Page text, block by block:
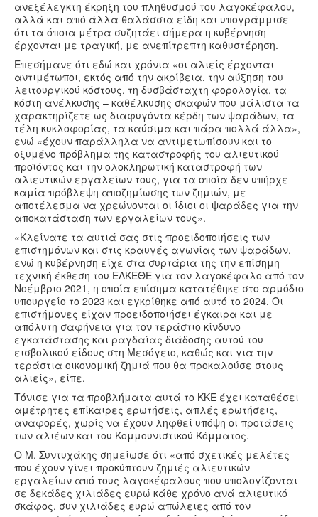
Βίντεο
Συνταγές
ανεξέλεγκτη έκρηξη του πληθυσμού του λαγοκέφαλου,
αλλά και από άλλα θαλάσσια είδη και υπογράμμισε
ότι τα όποια μέτρα συζητάει σήμερα η κυβέρνηση
έρχονται με τραγική, με ανεπίτρεπτη καθυστέρηση.
Επεσήμανε ότι εδώ και χρόνια «οι αλιείς έρχονται
αντιμέτωποι, εκτός από την ακρίβεια, την αύξηση του
λειτουργικού κόστους, τη δυσβάσταχτη φορολογία, τα
κόστη ανέλκυσης – καθέλκυσης σκαφών που μάλιστα τα
χαρακτηρίζετε ως διαφυγόντα κέρδη των ψαράδων, τα
τέλη κυκλοφορίας, τα καύσιμα και πάρα πολλά άλλα»,
ενώ «έχουν παράλληλα να αντιμετωπίσουν και το
οξυμένο πρόβλημα της καταστροφής του αλιευτικού
προϊόντος και την ολοκληρωτική καταστροφή των
αλιευτικών εργαλείων τους, για τα οποία δεν υπήρχε
καμία πρόβλεψη αποζημίωσης των ζημιών, με
αποτέλεσμα να χρεώνονται οι ίδιοι οι ψαράδες για την
αποκατάσταση των εργαλείων τους».
«Κλείνατε τα αυτιά σας στις προειδοποιήσεις των
επιστημόνων και στις κραυγές αγωνίας των ψαράδων,
ενώ η κυβέρνηση είχε στα συρτάρια της την επίσημη
τεχνική έκθεση του ΕΛΚΕΘΕ για τον λαγοκέφαλο από τον
Νοέμβριο 2021, η οποία επίσημα κατατέθηκε στο αρμόδιο
υπουργείο το 2023 και εγκρίθηκε από αυτό το 2024. Οι
επιστήμονες είχαν προειδοποιήσει έγκαιρα και με
απόλυτη σαφήνεια για τον τεράστιο κίνδυνο
εγκατάστασης και ραγδαίας διάδοσης αυτού του
εισβολικού είδους στη Μεσόγειο, καθώς και για την
τεράστια οικονομική ζημιά που θα προκαλούσε στους
αλιείς», είπε.
Τόνισε για τα προβλήματα αυτά το ΚΚΕ έχει καταθέσει
αμέτρητες επίκαιρες ερωτήσεις, απλές ερωτήσεις,
αναφορές, χωρίς να έχουν ληφθεί υπόψη οι προτάσεις
των αλιέων και του Κομμουνιστικού Κόμματος.
Ο Μ. Συντυχάκης σημείωσε ότι «από σχετικές μελέτες
που έχουν γίνει προκύπτουν ζημιές αλιευτικών
εργαλείων από τους λαγοκέφαλους που υπολογίζονται
σε δεκάδες χιλιάδες ευρώ κάθε χρόνο ανά αλιευτικό
σκάφος, συν χιλιάδες ευρώ απώλειες από τον